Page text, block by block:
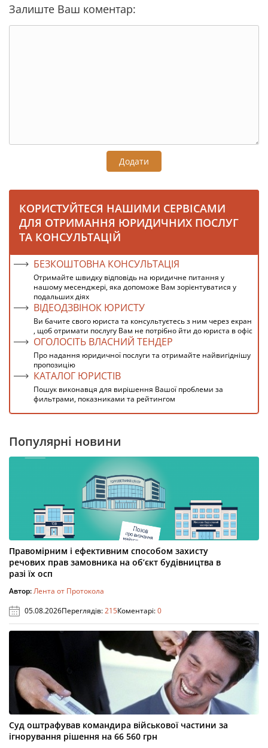
Залиште Ваш коментар:
Додати
КОРИСТУЙТЕСЯ НАШИМИ СЕРВІСАМИ
ДЛЯ ОТРИМАННЯ ЮРИДИЧНИХ ПОСЛУГ
ТА КОНСУЛЬТАЦІЙ
БЕЗКОШТОВНА КОНСУЛЬТАЦІЯ
Отримайте швидку відповідь на юридичне питання у
нашому месенджері, яка допоможе Вам зорієнтуватися у
подальших діях
ВІДЕОДЗВІНОК ЮРИСТУ
Ви бачите свого юриста та консультуєтесь з ним через екран
, щоб отримати послугу Вам не потрібно йти до юриста в офіс
ОГОЛОСІТЬ ВЛАСНИЙ ТЕНДЕР
Про надання юридичної послуги та отримайте найвигіднішу
пропозицію
КАТАЛОГ ЮРИСТІВ
Пошук виконавця для вирішення Вашої проблеми за
фильтрами, показниками та рейтингом
Популярні новини
Правомірним і ефективним способом захисту
речових прав замовника на об’єкт будівництва в
разі їх осп
Автор:Лента от Протокола
05.08.2026Переглядів:215Коментарі:0
Суд оштрафував командира військової частини за
ігнорування рішення на 66 560 грн